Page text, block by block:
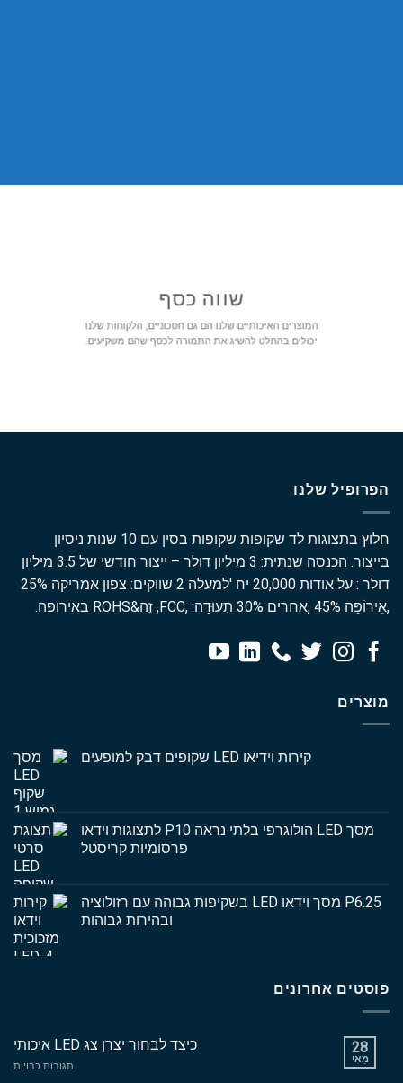
שווה כסף
המוצרים האיכותיים שלנו הם גם חסכוניים, הלקוחות שלנו
יכולים בהחלט להשיג את התמורה לכסף שהם משקיעים.
הפרופיל שלנו
חלוץ בתצוגות לד שקופות שקופות בסין עם 10 שנות ניסיון
בייצור. הכנסה שנתית: 3 מיליון דולר – ייצור חודשי של 3.5 מיליון
דולר : על אודות 20,000 יח 'למעלה 2 שווקים: צפון אמריקה 25%
,אֵירוֹפָּה 45% ,אחרים 30% תְעוּדָה: ,FCC, זֶה&ROHS באירופה.
מוצרים
קירות וידיאו LED שקופים דבק למופעים
מסך LED הולוגרפי בלתי נראה P10 לתצוגות וידאו
פרסומיות קריסטל
P6.25 מסך וידאו LED בשקיפות גבוהה עם רזולוציה
ובהירות גבוהות
פוסטים אחרונים
28
מַאִי
כיצד לבחור יצרן צג LED איכותי
תגובות כבויותעַל